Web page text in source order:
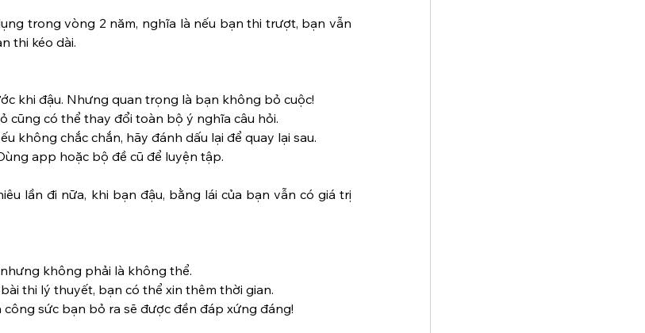
trong vòng 2 năm, nghĩa là nếu bạn thi trượt, bạn vẫn
thi kéo dài.
khi đậu. Nhưng quan trọng là bạn không bỏ cuộc!
cũng có thể thay đổi toàn bộ ý nghĩa câu hỏi.
không chắc chắn, hãy đánh dấu lại để quay lại sau.
app hoặc bộ đề cũ để luyện tập.
lần đi nữa, khi bạn đậu, bằng lái của bạn vẫn có giá trị
không phải là không thể.
thi lý thuyết, bạn có thể xin thêm thời gian.
sức bạn bỏ ra sẽ được đền đáp xứng đáng!